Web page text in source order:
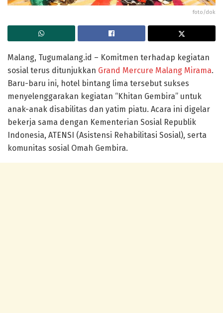
foto/dok
Malang, Tugumalang.id – Komitmen terhadap kegiatan
sosial terus ditunjukkan Grand Mercure Malang Mirama.
Baru-baru ini, hotel bintang lima tersebut sukses
menyelenggarakan kegiatan “Khitan Gembira” untuk
anak-anak disabilitas dan yatim piatu. Acara ini digelar
bekerja sama dengan Kementerian Sosial Republik
Indonesia, ATENSI (Asistensi Rehabilitasi Sosial), serta
komunitas sosial Omah Gembira.